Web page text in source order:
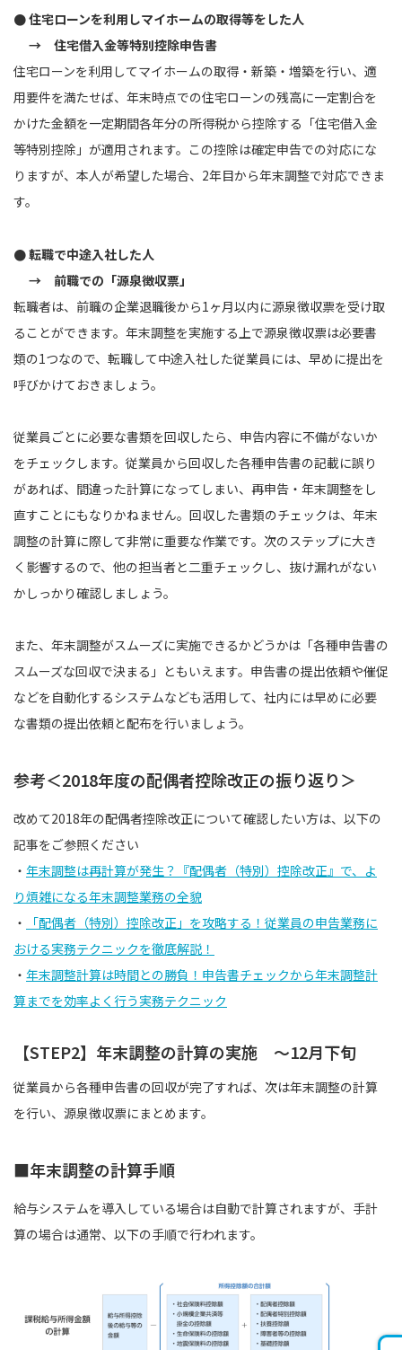
● 住宅ローンを利用しマイホームの取得等をした人
→ 住宅借入金等特別控除申告書
住宅ローンを利用してマイホームの取得・新築・増築を行い、適
用要件を満たせば、年末時点での住宅ローンの残高に一定割合を
かけた金額を一定期間各年分の所得税から控除する「住宅借入金
等特別控除」が適用されます。この控除は確定申告での対応にな
りますが、本人が希望した場合、2年目から年末調整で対応できま
す。
● 転職で中途入社した人
→ 前職での「源泉徴収票」
転職者は、前職の企業退職後から1ヶ月以内に源泉徴収票を受け取
ることができます。年末調整を実施する上で源泉徴収票は必要書
類の1つなので、転職して中途入社した従業員には、早めに提出を
呼びかけておきましょう。
従業員ごとに必要な書類を回収したら、申告内容に不備がないか
をチェックします。従業員から回収した各種申告書の記載に誤り
があれば、間違った計算になってしまい、再申告・年末調整をし
直すことにもなりかねません。回収した書類のチェックは、年末
調整の計算に際して非常に重要な作業です。次のステップに大き
く影響するので、他の担当者と二重チェックし、抜け漏れがない
かしっかり確認しましょう。
また、年末調整がスムーズに実施できるかどうかは「各種申告書の
スムーズな回収で決まる」ともいえます。申告書の提出依頼や催促
などを自動化するシステムなども活用して、社内には早めに必要
な書類の提出依頼と配布を行いましょう。
参考＜2018年度の配偶者控除改正の振り返り＞
改めて2018年の配偶者控除改正について確認したい方は、以下の
記事をご参照ください
・ 年末調整は再計算が発生？『配偶者（特別）控除改正』で、よ
り煩雑になる年末調整業務の全貌
・
「配偶者（特別）控除改正」を攻略する！従業員の申告業務に
おける実務テクニックを徹底解説！
・ 年末調整計算は時間との勝負！申告書チェックから年末調整計
算までを効率よく行う実務テクニック
【STEP2】年末調整の計算の実施 〜12月下旬
従業員から各種申告書の回収が完了すれば、次は年末調整の計算
を行い、源泉徴収票にまとめます。
■年末調整の計算手順
給与システムを導入している場合は自動で計算されますが、手計
算の場合は通常、以下の手順で行われます。